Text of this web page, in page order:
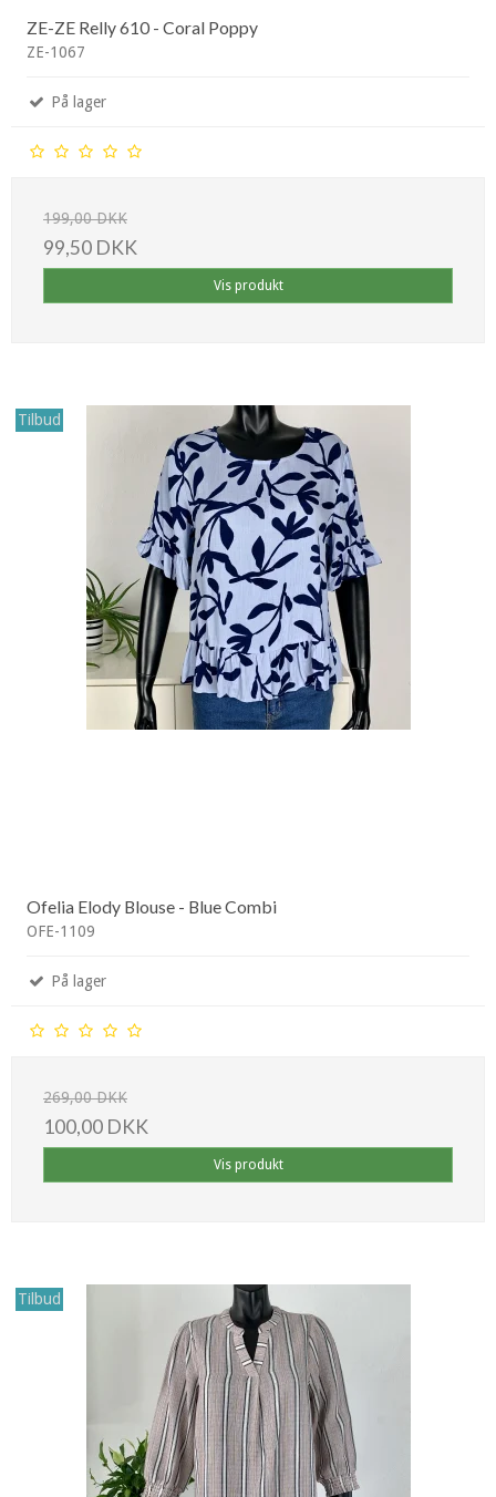
ZE-ZE Relly 610 - Coral Poppy
ZE-1067
På lager
199,00 DKK
99,50 DKK
Vis produkt
Tilbud
Ofelia Elody Blouse - Blue Combi
OFE-1109
På lager
269,00 DKK
100,00 DKK
Vis produkt
Tilbud